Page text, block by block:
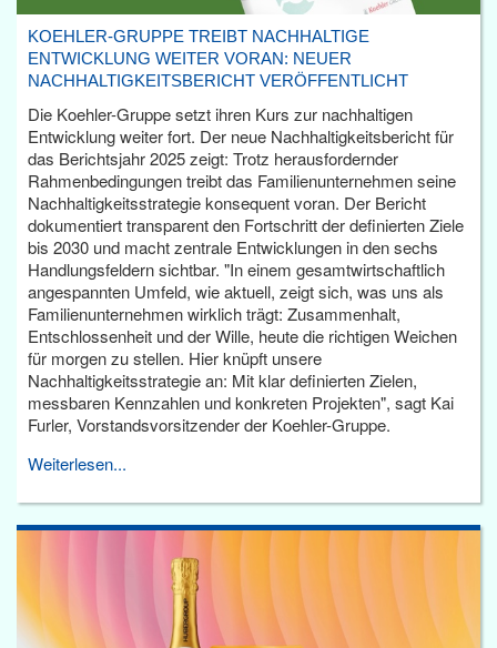
KOEHLER-GRUPPE TREIBT NACHHALTIGE
ENTWICKLUNG WEITER VORAN: NEUER
NACHHALTIGKEITSBERICHT VERÖFFENTLICHT
Die Koehler-Gruppe setzt ihren Kurs zur nachhaltigen
Entwicklung weiter fort. Der neue Nachhaltigkeitsbericht für
das Berichtsjahr 2025 zeigt: Trotz herausfordernder
Rahmenbedingungen treibt das Familienunternehmen seine
Nachhaltigkeitsstrategie konsequent voran. Der Bericht
dokumentiert transparent den Fortschritt der definierten Ziele
bis 2030 und macht zentrale Entwicklungen in den sechs
Handlungsfeldern sichtbar. "In einem gesamtwirtschaftlich
angespannten Umfeld, wie aktuell, zeigt sich, was uns als
Familienunternehmen wirklich trägt: Zusammenhalt,
Entschlossenheit und der Wille, heute die richtigen Weichen
für morgen zu stellen. Hier knüpft unsere
Nachhaltigkeitsstrategie an: Mit klar definierten Zielen,
messbaren Kennzahlen und konkreten Projekten", sagt Kai
Furler, Vorstandsvorsitzender der Koehler-Gruppe.
Weiterlesen...